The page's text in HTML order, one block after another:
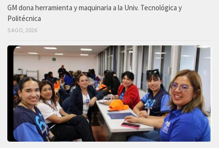
GM dona herramienta y maquinaria a la Univ. Tecnológica y
Politécnica
5 AGO, 2026